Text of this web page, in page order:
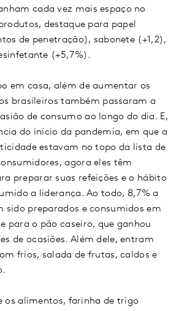
cada vez mais espaço no
destaque para papel
de penetração), sabonete (+1,2),
(+5,7%).
em casa, além de aumentar os
brasileiros também passaram a
de consumo ao longo do dia. E,
do início da pandemia, em que a
estavam no topo da lista de
agora eles têm
preparar suas refeições e o hábito
a liderança. Ao todo, 8,7% a
sido preparados e consumidos em
para o pão caseiro, que ganhou
de ocasiões. Além dele, entram
frios, salada de frutas, caldos e
os alimentos, farinha de trigo